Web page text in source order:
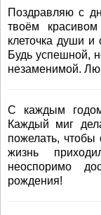
Поздравляю с
твоём
клеточка души и
Будь успешной,
незаменимой.
С каждым
Каждый миг
пожелать,
жизнь
неоспоримо
рождения!